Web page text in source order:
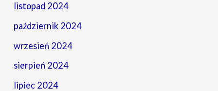
listopad 2024
październik 2024
wrzesień 2024
sierpień 2024
lipiec 2024